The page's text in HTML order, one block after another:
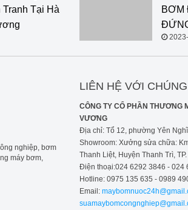
CÁNH TRỤC ĐỨNG
nghiệp, bơm
máy bơm,
LIÊN HỆ VỚI
CÔNG TY CỔ PHẦN THƯƠNG
VƯƠNG
Địa chỉ: Tổ 12, phường Yên
Showroom: Xưởng sửa chữa:
Thanh Liệt, Huyện Thanh Trì,
Điện thoại:024 6292 3846 - 024
Hotline: 0975 135 635 - 0989
Email: